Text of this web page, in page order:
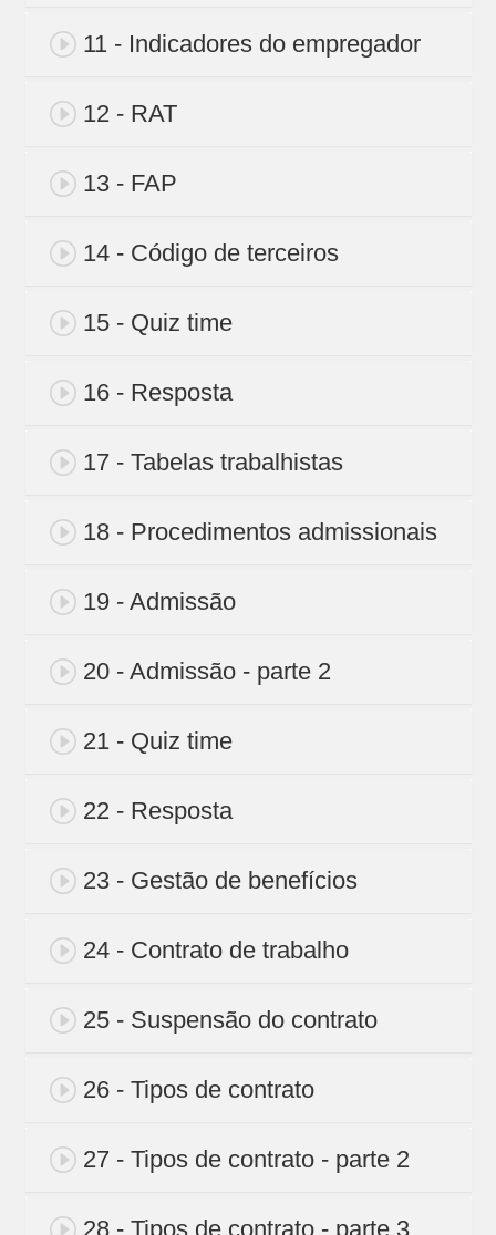
11 - Indicadores do empregador
12 - RAT
13 - FAP
14 - Código de terceiros
15 - Quiz time
16 - Resposta
17 - Tabelas trabalhistas
18 - Procedimentos admissionais
19 - Admissão
20 - Admissão - parte 2
21 - Quiz time
22 - Resposta
23 - Gestão de benefícios
24 - Contrato de trabalho
25 - Suspensão do contrato
26 - Tipos de contrato
27 - Tipos de contrato - parte 2
28 - Tipos de contrato - parte 3